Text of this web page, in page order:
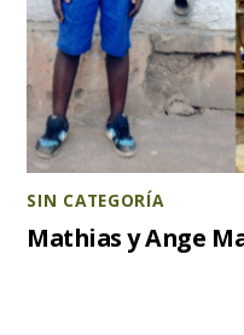
SIN CATEGORÍA
Mathias y Ange